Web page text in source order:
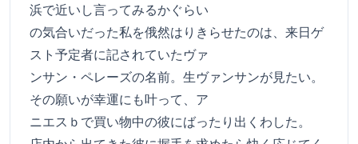
浜で近いし言ってみるかぐらい
の気合いだった私を俄然はりきらせたのは、来日ゲ
スト予定者に記されていたヴァ
ンサン・ペレーズの名前。生ヴァンサンが見たい。
その願いが幸運にも叶って、ア
ニエスｂで買い物中の彼にばったり出くわした。